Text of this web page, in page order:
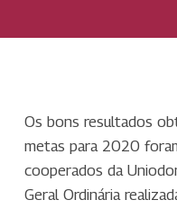
Os bons resultados
metas para 2020
cooperados da
Geral Ordinária